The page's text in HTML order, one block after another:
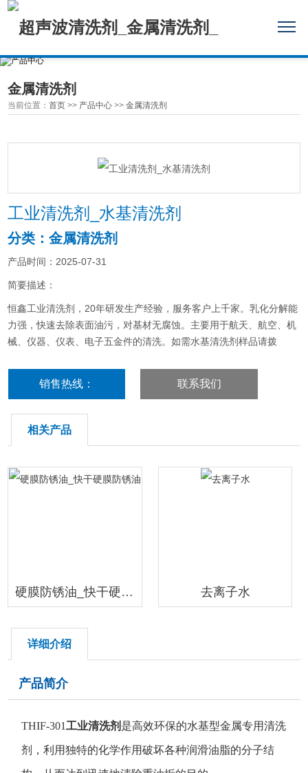
金属清洗剂
当前位置：首页 >> 产品中心 >>金属清洗剂
工业清洗剂_水基清洗剂
分类：金属清洗剂
产品时间：2025-07-31
简要描述：
恒鑫工业清洗剂，20年研发生产经验，服务客户上千家。乳化分解能
力强，快速去除表面油污，对基材无腐蚀。主要用于航天、航空、机
械、仪器、仪表、电子五金件的清洗。如需水基清洗剂样品请拨
销售热线：
18396600176
联系我们
相关产品
硬膜防锈油_快干硬膜防锈油 去离子水
详细介绍
产品简介
THIF-301工业清洗剂 是高效环保的水基型金属专用清洗
剂，利用独特的化学作用破坏各种润滑油脂的分子结